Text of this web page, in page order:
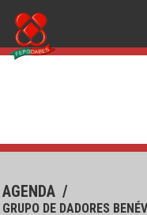
AGENDA /
GRUPO DE DADORES